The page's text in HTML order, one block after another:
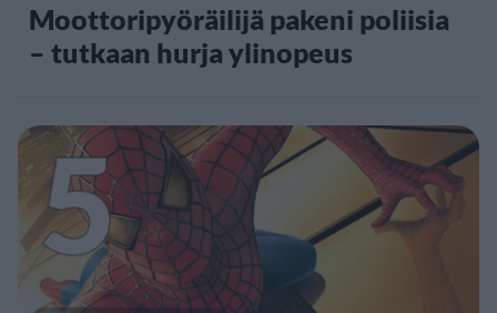
Moottoripyöräilijä pakeni poliisia
– tutkaan hurja ylinopeus
5